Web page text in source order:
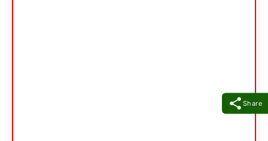
Share